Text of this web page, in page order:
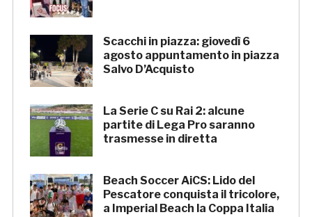
Scacchi in piazza: giovedì 6
agosto appuntamento in piazza
Salvo D’Acquisto
La Serie C su Rai 2: alcune
partite di Lega Pro saranno
trasmesse in diretta
Beach Soccer AiCS: Lido del
Pescatore conquista il tricolore,
a Imperial Beach la Coppa Italia